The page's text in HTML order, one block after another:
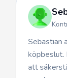
Sebastian
köpbeslut.
att